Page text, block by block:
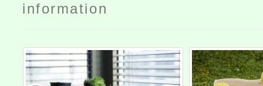
information